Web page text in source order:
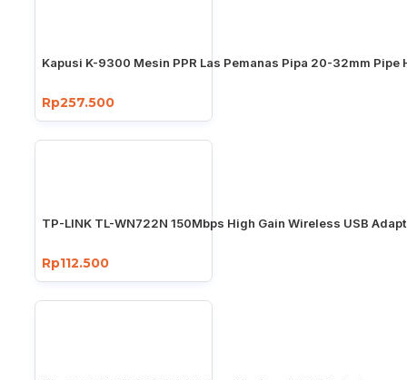
Kapusi K-9300 Mesin PPR Las Pemanas Pipa 20-32mm Pipe
Rp257.500
TP-LINK TL-WN722N 150Mbps High Gain Wireless USB
Rp112.500